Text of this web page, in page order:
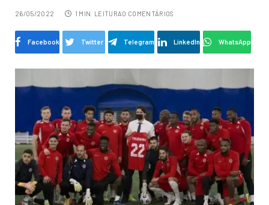
26/05/2022 1 MIN. LEITURA0 COMENTÁRIOS
Facebook Twitter Telegram LinkedIn WhatsApp